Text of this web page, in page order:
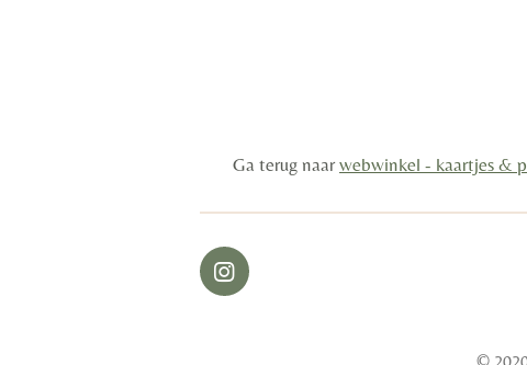
Ga terug naarwebwinkel - kaartjes &
I
n